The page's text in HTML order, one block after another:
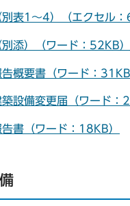
表1～4）（エクセル：
添）（ワード：52KB）
概要書（ワード：31KB
設備変更届（ワード：
書（ワード：18KB）